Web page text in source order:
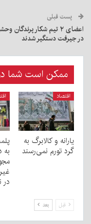
پست قبلی
اعضای ۲ تیم شکار پرندگان
در جیرفت دستگیر شدند
ممکن است شما
اقتصاد
یارانه و کالابرگ به
گرد تورم نمی‌رسند
به
در
قبل بعد